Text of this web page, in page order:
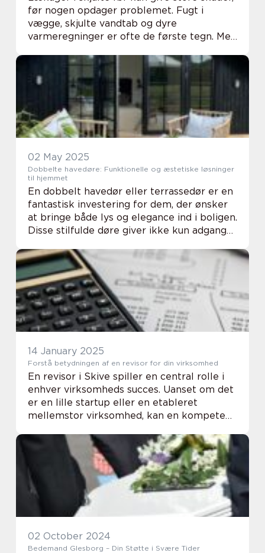
før nogen opdager problemet. Fugt i
vægge, skjulte vandtab og dyre
varmeregninger er ofte de første tegn. Med
at finde lækagen præcist, så du undgår
unødig opbrydni...
02 May 2025
Dobbelte havedøre: Funktionelle og æstetiske løsninger
til hjemmet
En dobbelt havedør eller terrassedør er en
fantastisk investering for dem, der ønsker
at bringe både lys og elegance ind i boligen.
Disse stilfulde døre giver ikke kun adgang
14 January 2025
Forstå betydningen af en revisor for din virksomhed
En revisor i Skive spiller en central rolle i
enhver virksomheds succes. Uanset om det
er en lille startup eller en etableret
mellemstor virksomhed, kan en kompetent
regnskaber og en sund økonomisk...
02 October 2024
Bedemand Glesborg – Din Støtte i Svære Tider